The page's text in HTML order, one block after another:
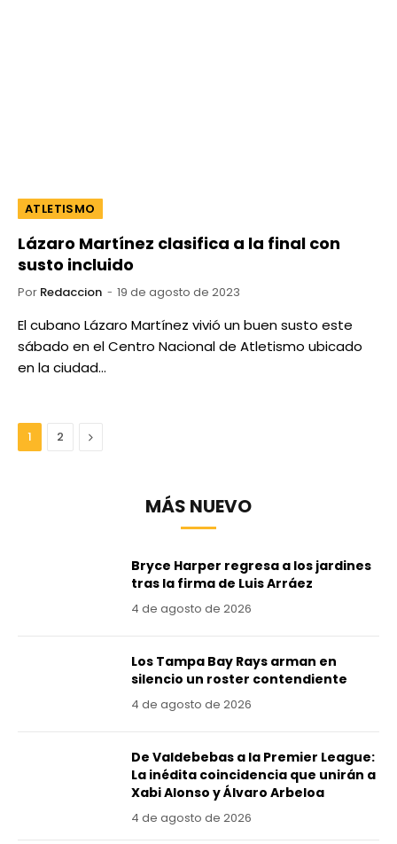
ATLETISMO
Lázaro Martínez clasifica a la final con
susto incluido
Por Redaccion 19 de agosto de 2023
El cubano Lázaro Martínez vivió un buen susto este
sábado en el Centro Nacional de Atletismo ubicado
en la ciudad…
1 2 Next
MÁS NUEVO
Bryce Harper regresa a los jardines
tras la firma de Luis Arráez
4 de agosto de 2026
Los Tampa Bay Rays arman en
silencio un roster contendiente
4 de agosto de 2026
De Valdebebas a la Premier League:
La inédita coincidencia que unirán a
Xabi Alonso y Álvaro Arbeloa
4 de agosto de 2026